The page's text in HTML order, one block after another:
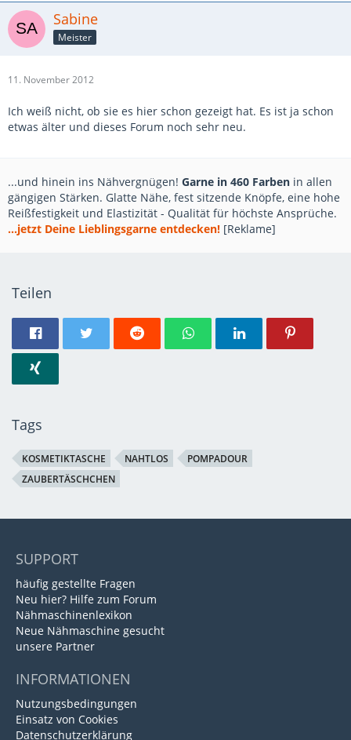
Sabine
Meister
11. November 2012
Ich weiß nicht, ob sie es hier schon gezeigt hat. Es ist ja schon
etwas älter und dieses Forum noch sehr neu.
...und hinein ins Nähvergnügen! Garne in 460 Farben in allen
gängigen Stärken. Glatte Nähe, fest sitzende Knöpfe, eine hohe
Reißfestigkeit und Elastizität - Qualität für höchste Ansprüche.
...jetzt Deine Lieblingsgarne entdecken! [Reklame]
Teilen
Tags
KOSMETIKTASCHE NAHTLOS
POMPADOUR
ZAUBERTÄSCHCHEN
SUPPORT
häufig gestellte Fragen
Neu hier? Hilfe zum Forum
Nähmaschinenlexikon
Neue Nähmaschine gesucht
unsere Partner
INFORMATIONEN
Nutzungsbedingungen
Einsatz von Cookies
Datenschutzerklärung